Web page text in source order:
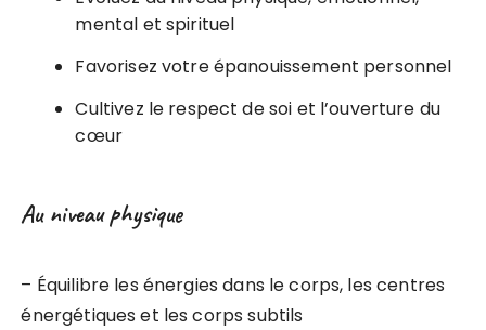
mental et spirituel
Favorisez votre épanouissement personnel
Cultivez le respect de soi et l’ouverture du
cœur
Au niveau physique
– Équilibre les énergies dans le corps, les centres
énergétiques et les corps subtils